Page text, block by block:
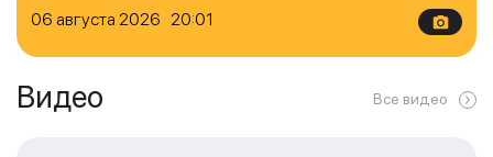
06 августа 2026 20:01
Видео Все видео